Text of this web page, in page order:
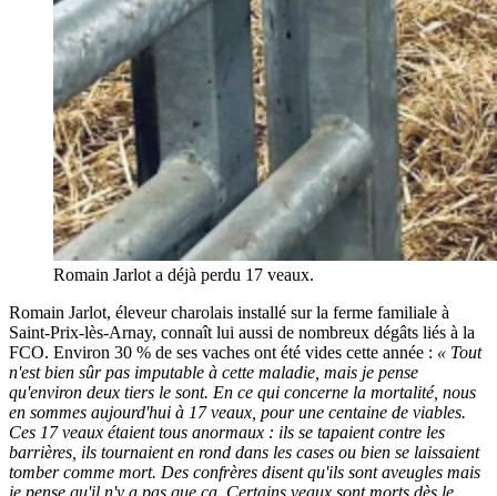
Romain Jarlot a déjà perdu 17 veaux.
Romain Jarlot, éleveur charolais installé sur la ferme familiale à
Saint-Prix-lès-Arnay, connaît lui aussi de nombreux dégâts liés à la
FCO. Environ 30 % de ses vaches ont été vides cette année : « Tout
n'est bien sûr pas imputable à cette maladie, mais je pense
qu'environ deux tiers le sont. En ce qui concerne la mortalité, nous
en sommes aujourd'hui à 17 veaux, pour une centaine de viables.
Ces 17 veaux étaient tous anormaux : ils se tapaient contre les
barrières, ils tournaient en rond dans les cases ou bien se laissaient
tomber comme mort. Des confrères disent qu'ils sont aveugles mais
je pense qu'il n'y a pas que ça. Certains veaux sont morts dès le